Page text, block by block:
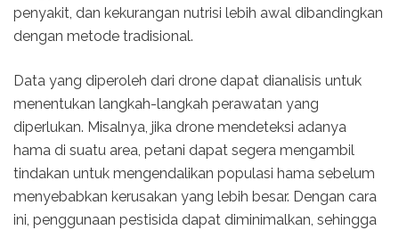
penyakit, dan kekurangan nutrisi lebih awal dibandingkan
dengan metode tradisional.
Data yang diperoleh dari drone dapat dianalisis untuk
menentukan langkah-langkah perawatan yang
diperlukan. Misalnya, jika drone mendeteksi adanya
hama di suatu area, petani dapat segera mengambil
tindakan untuk mengendalikan populasi hama sebelum
menyebabkan kerusakan yang lebih besar. Dengan cara
ini, penggunaan pestisida dapat diminimalkan, sehingga